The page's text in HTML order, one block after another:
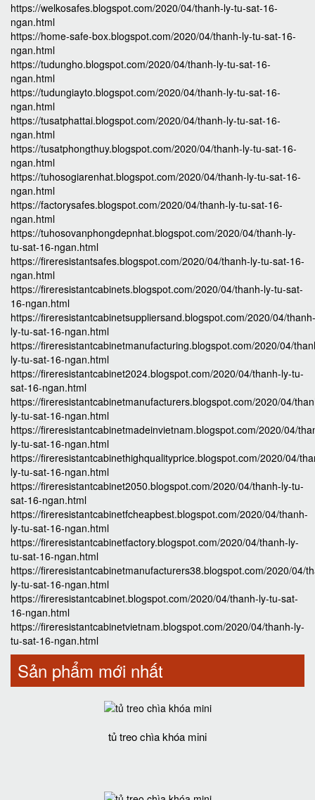
https://welkosafes.blogspot.com/2020/04/thanh-ly-tu-sat-16-
ngan.html
https://home-safe-box.blogspot.com/2020/04/thanh-ly-tu-sat-16-
ngan.html
https://tudungho.blogspot.com/2020/04/thanh-ly-tu-sat-16-
ngan.html
https://tudungiayto.blogspot.com/2020/04/thanh-ly-tu-sat-16-
ngan.html
https://tusatphattai.blogspot.com/2020/04/thanh-ly-tu-sat-16-
ngan.html
https://tusatphongthuy.blogspot.com/2020/04/thanh-ly-tu-sat-16-
ngan.html
https://tuhosogiarenhat.blogspot.com/2020/04/thanh-ly-tu-sat-16-
ngan.html
https://factorysafes.blogspot.com/2020/04/thanh-ly-tu-sat-16-
ngan.html
https://tuhosovanphongdepnhat.blogspot.com/2020/04/thanh-ly-
tu-sat-16-ngan.html
https://fireresistantsafes.blogspot.com/2020/04/thanh-ly-tu-sat-16-
ngan.html
https://fireresistantcabinets.blogspot.com/2020/04/thanh-ly-tu-sat-
16-ngan.html
https://fireresistantcabinetsuppliersand.blogspot.com/2020/04/thanh-
ly-tu-sat-16-ngan.html
https://fireresistantcabinetmanufacturing.blogspot.com/2020/04/
ly-tu-sat-16-ngan.html
https://fireresistantcabinet2024.blogspot.com/2020/04/thanh-ly-tu-
sat-16-ngan.html
https://fireresistantcabinetmanufacturers.blogspot.com/2020/04/
ly-tu-sat-16-ngan.html
https://fireresistantcabinetmadeinvietnam.blogspot.com/2020/04/
ly-tu-sat-16-ngan.html
https://fireresistantcabinethighqualityprice.blogspot.com/2020/04/
ly-tu-sat-16-ngan.html
https://fireresistantcabinet2050.blogspot.com/2020/04/thanh-ly-tu-
sat-16-ngan.html
https://fireresistantcabinetfcheapbest.blogspot.com/2020/04/thanh-
ly-tu-sat-16-ngan.html
https://fireresistantcabinetfactory.blogspot.com/2020/04/thanh-ly-
tu-sat-16-ngan.html
https://fireresistantcabinetmanufacturers38.blogspot.com/2020/04/
ly-tu-sat-16-ngan.html
https://fireresistantcabinet.blogspot.com/2020/04/thanh-ly-tu-sat-
16-ngan.html
https://fireresistantcabinetvietnam.blogspot.com/2020/04/thanh-ly-
tu-sat-16-ngan.html
Sản phẩm mới nhất
tủ treo chìa khóa mini